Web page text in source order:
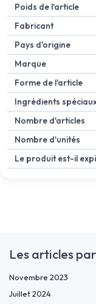
Poids de l'article
Fabricant
Pays d'origine
Marque
Forme de l'article
Ingrédients
Nombre d'articles
Nombre d'unités
Le produit est-il
Les articles
Novembre 2023
Juillet 2024